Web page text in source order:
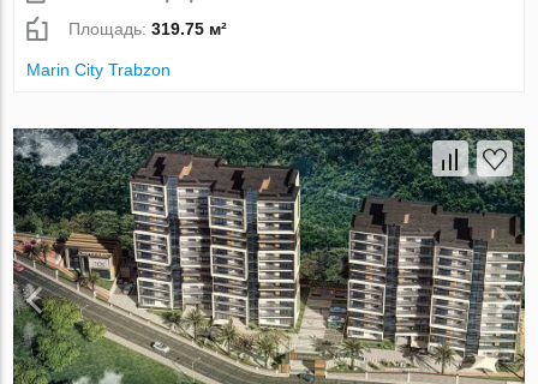
Площадь:319.75 м²
Marin City Trabzon